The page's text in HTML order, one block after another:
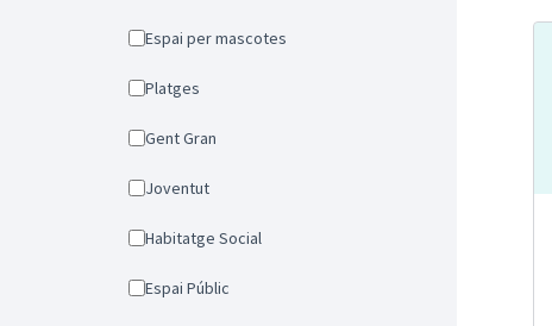
Espai per mascotes
Platges
Gent Gran
Joventut
Habitatge Social
Espai Públic